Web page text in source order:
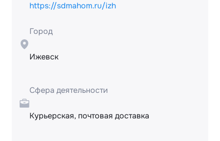
https://sdmahom.ru/izh
Город
Ижевск
Сфера деятельности
Курьерская, почтовая доставка